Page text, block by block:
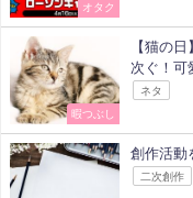
オタク
暇つぶし
【猫の
次ぐ！可
ネタ
創作活動
二次創作